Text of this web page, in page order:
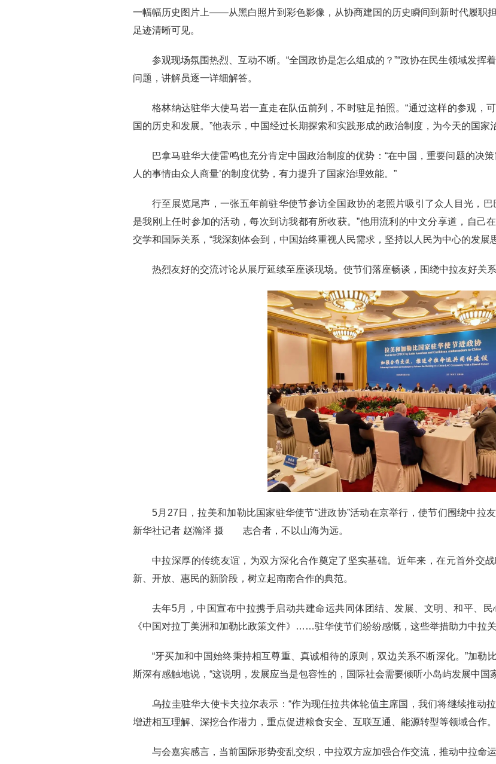
一幅幅历史图片上——从黑白照片到彩色影像，从协商建国的历史瞬间到新时代履职
足迹清晰可见。
参观现场氛围热烈、互动不断。“全国政协是怎么组成的？”“政协在民生领域发
问题，讲解员逐一详细解答。
格林纳达驻华大使马岩一直走在队伍前列，不时驻足拍照。“通过这样的参观，
国的历史和发展。”他表示，中国经过长期探索和实践形成的政治制度，为今天的国家
巴拿马驻华大使雷鸣也充分肯定中国政治制度的优势：“在中国，重要问题的决
人的事情由众人商量’的制度优势，有力提升了国家治理效能。”
行至展览尾声，一张五年前驻华使节参访全国政协的老照片吸引了众人目光，
是我刚上任时参加的活动，每次到访我都有所收获。”他用流利的中文分享道，自己
交学和国际关系，“我深刻体会到，中国始终重视人民需求，坚持以人民为中心的发展
热烈友好的交流讨论从展厅延续至座谈现场。使节们落座畅谈，围绕中拉友好关
5月27日，拉美和加勒比国家驻华使节“进政协”活动在京举行，使节们围绕中拉
新华社记者 赵瀚泽 摄 志合者，不以山海为远。
中拉深厚的传统友谊，为双方深化合作奠定了坚实基础。近年来，在元首外交
新、开放、惠民的新阶段，树立起南南合作的典范。
去年5月，中国宣布中拉携手启动共建命运共同体团结、发展、文明、和平、
《中国对拉丁美洲和加勒比政策文件》……驻华使节们纷纷感慨，这些举措助力中拉
“牙买加和中国始终秉持相互尊重、真诚相待的原则，双边关系不断深化。”加勒
斯深有感触地说，“这说明，发展应当是包容性的，国际社会需要倾听小岛屿发展中国
乌拉圭驻华大使卡夫拉尔表示：“作为现任拉共体轮值主席国，我们将继续推动
增进相互理解、深挖合作潜力，重点促进粮食安全、互联互通、能源转型等领域合作。
与会嘉宾感言，当前国际形势变乱交织，中拉双方应加强合作交流，推动中拉命